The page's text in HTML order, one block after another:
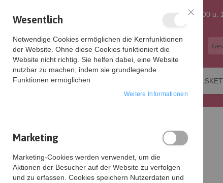
Zum
springen
+49 (0) 5121 873 6219 Mo-Fr: 9:00 - 12:00 u.
OHRRINGE
Zahlungsarten
Zahlung und Versand
Wesentlich
Notwendige Cookies ermöglichen die Kernfunktionen
der Website. Ohne diese Cookies funktioniert die
Website nicht richtig. Sie helfen dabei, eine Website
nutzbar zu machen, indem sie grundlegende
Funktionen ermöglichen
Weitere Informationen
Marketing
Marketing-Cookies werden verwendet, um die
Aktionen der Besucher auf der Website zu verfolgen
und zu erfassen. Cookies speichern Nutzerdaten und